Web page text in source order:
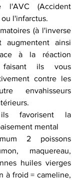
l'AVC (Accident
l'infarctus.
(à l'inverse
ainsi
à la réaction
faisant ils vous
contre les
envahisseurs
favorisent la
mental
2 poissons
maquereau,
huiles vierges
à froid = cameline,